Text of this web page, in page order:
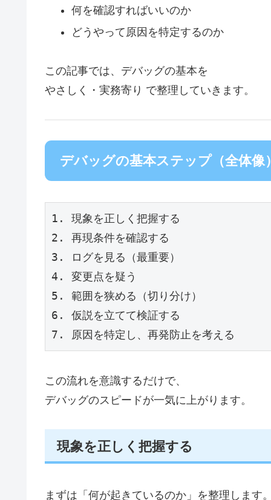
何を確認すればいいのか
どうやって原因を特定するのか
この記事では、デバッグの基本を
やさしく・実務寄り で整理していきます。
デバッグの基本ステップ（全体像
1. 現象を正しく把握する
2. 再現条件を確認する
3. ログを見る（最重要）
4. 変更点を疑う
5. 範囲を狭める（切り分け）
6. 仮説を立てて検証する
7. 原因を特定し、再発防止を考える
この流れを意識するだけで、
デバッグのスピードが一気に上がります。
現象を正しく把握する
まずは「何が起きているのか」を整理します